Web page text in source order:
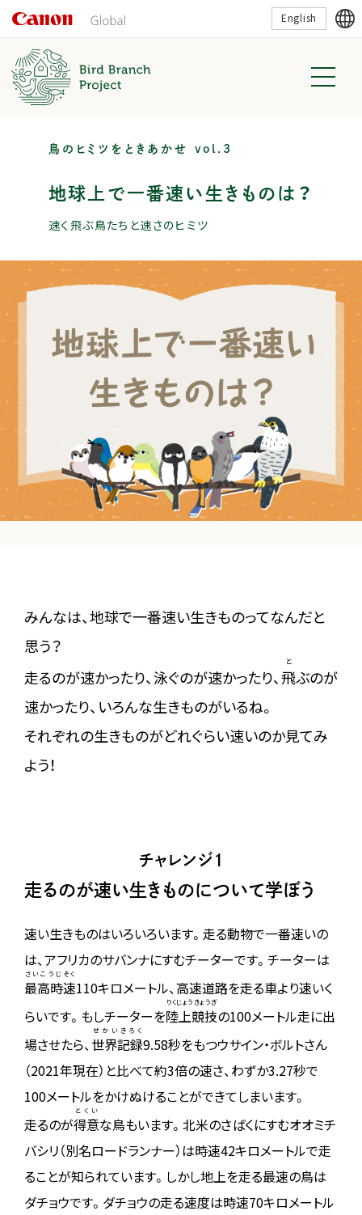
English
鳥のヒミツをときあかせ vol.3
地球上で一番速い生きものは？
速く飛ぶ鳥たちと速さのヒミツ
みんなは、地球で一番速い生きものってなんだと
思う？
走るのが速かったり、泳ぐのが速かったり、飛
と
ぶのが
速かったり、いろんな生きものがいるね。
それぞれの生きものがどれぐらい速いのか見てみ
よう！
チャレンジ1
走るのが速い生きものについて学ぼう
速い生きものはいろいろいます。走る動物で一番速いの
は、アフリカのサバンナにすむチーターです。チーターは
最高時速
さいこうじそく
110キロメートル、高速道路を走る車より速いく
らいです。もしチーターを陸上競技
りくじょうきょうぎ
の100メートル走に出
場させたら、 世界記録
せかいきろく
9.58秒をもつウサイン・ボルトさん
（2021年現在）と比べて約3倍の速さ、わずか3.27秒で
100メートルをかけぬけることができてしまいます。
走るのが得意
とくい
な鳥もいます。北米のさばくにすむオオミチ
バシリ（別名ロードランナー）は時速42キロメートルで走
ることが知られています。しかし地上を走る最速の鳥は
ダチョウです。ダチョウの走る速度は時速70キロメートル